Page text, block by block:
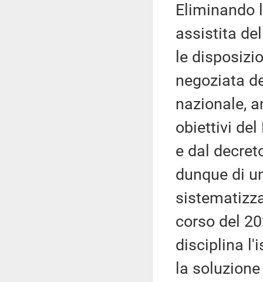
Eliminando
assistita
le
negoziata
nazionale,
obiettivi del
e dal
dunque di
corso del
disciplina
la